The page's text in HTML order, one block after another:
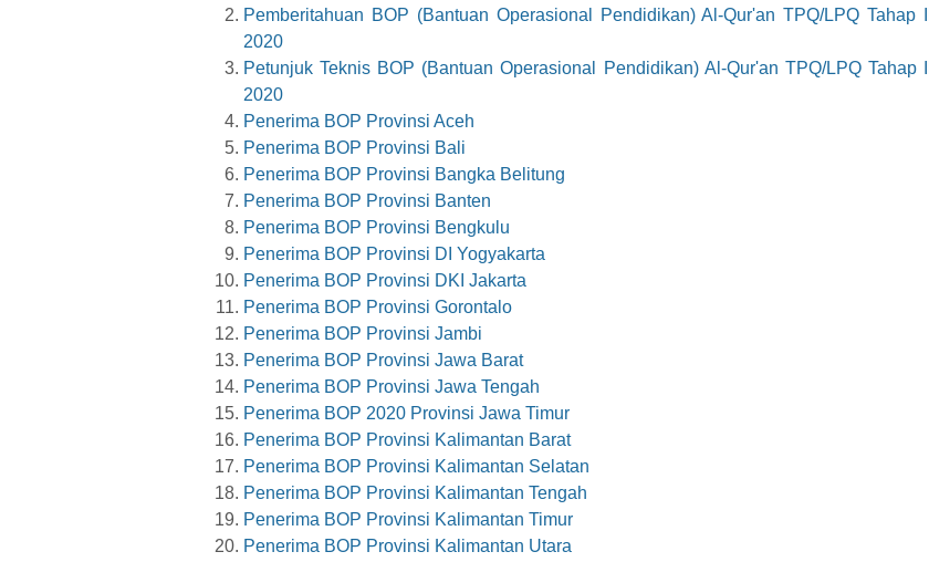
Pemberitahuan BOP (Bantuan Operasional Pendidikan) Al-Qur'an TPQ/LPQ Tahap III
2020
Petunjuk Teknis BOP (Bantuan Operasional Pendidikan) Al-Qur'an TPQ/LPQ Tahap III
2020
Penerima BOP Provinsi Aceh
Penerima BOP Provinsi Bali
Penerima BOP Provinsi Bangka Belitung
Penerima BOP Provinsi Banten
Penerima BOP Provinsi Bengkulu
Penerima BOP Provinsi DI Yogyakarta
Penerima BOP Provinsi DKI Jakarta
Penerima BOP Provinsi Gorontalo
Penerima BOP Provinsi Jambi
Penerima BOP Provinsi Jawa Barat
Penerima BOP Provinsi Jawa Tengah
Penerima BOP 2020 Provinsi Jawa Timur
Penerima BOP Provinsi Kalimantan Barat
Penerima BOP Provinsi Kalimantan Selatan
Penerima BOP Provinsi Kalimantan Tengah
Penerima BOP Provinsi Kalimantan Timur
Penerima BOP Provinsi Kalimantan Utara